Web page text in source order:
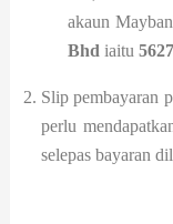
akaun
Bhd iaitu
Slip pembayaran
perlu
selepas bayaran